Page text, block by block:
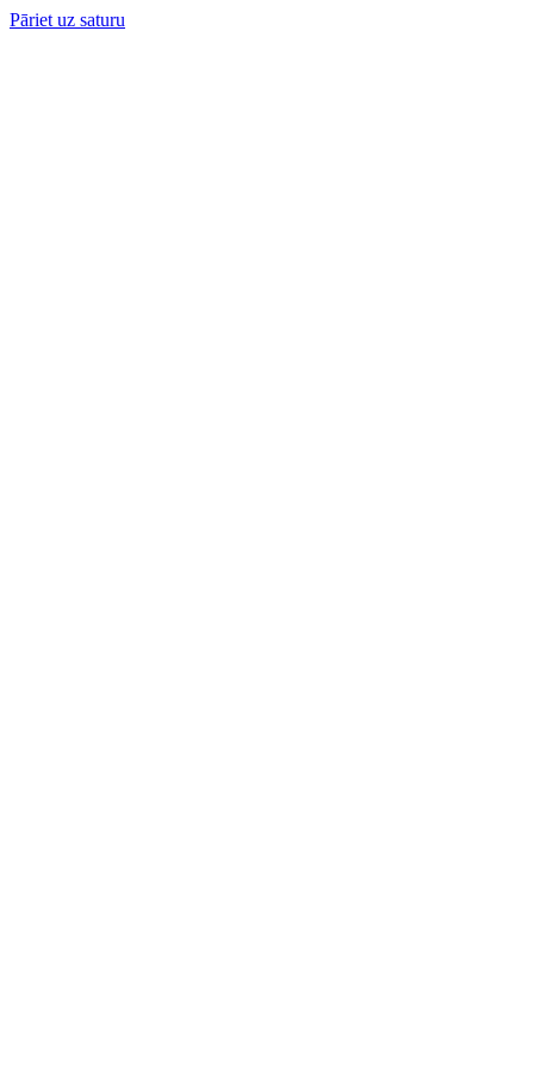
Pāriet uz saturu